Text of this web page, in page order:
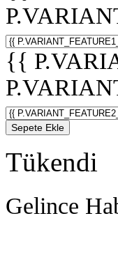
{{
Sepete Ekle
Tükendi
Gelince